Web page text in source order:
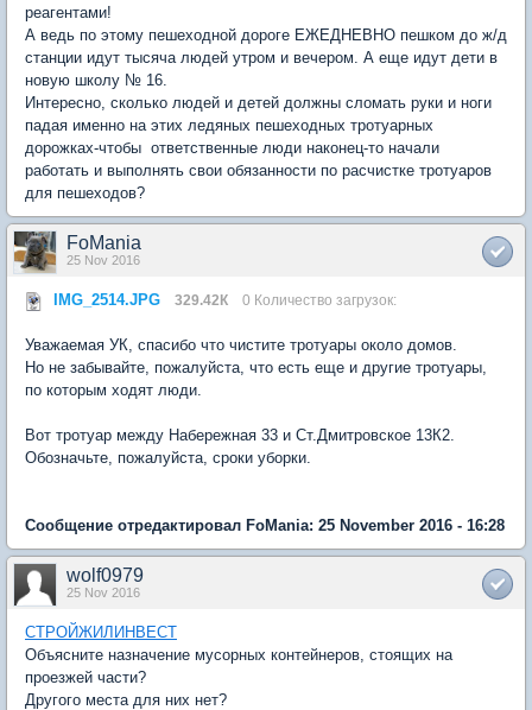
реагентами!
А ведь по этому пешеходной дороге ЕЖЕДНЕВНО пешком до ж/д
станции идут тысяча людей утром и вечером. А еще идут дети в
новую школу № 16.
Интересно, сколько людей и детей должны сломать руки и ноги
падая именно на этих ледяных пешеходных тротуарных
дорожках-чтобы ответственные люди наконец-то начали
работать и выполнять свои обязанности по расчистке тротуаров
для пешеходов?
FoMania
25 Nov 2016
IMG_2514.JPG 329.42К 0 Количество загрузок:
Уважаемая УК, спасибо что чистите тротуары около домов.
Но не забывайте, пожалуйста, что есть еще и другие тротуары,
по которым ходят люди.
Вот тротуар между Набережная 33 и Ст.Дмитровское 13К2.
Обозначьте, пожалуйста, сроки уборки.
Сообщение отредактировал FoMania: 25 November 2016 - 16:28
wolf0979
25 Nov 2016
СТРОЙЖИЛИНВЕСТ
Объясните назначение мусорных контейнеров, стоящих на
проезжей части?
Другого места для них нет?